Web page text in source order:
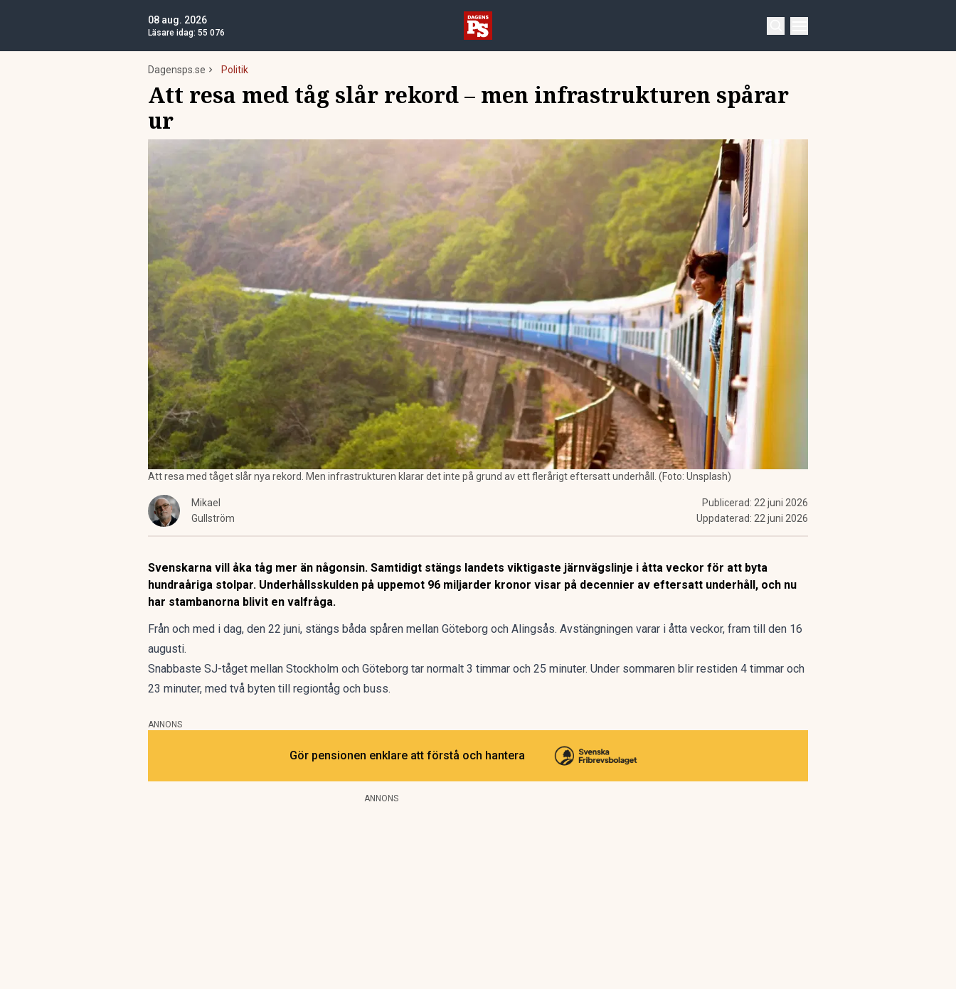
08 aug. 2026
Läsare idag: 55 076
Dagensps.se Politik
Att resa med tåg slår rekord – men infrastrukturen spårar
ur
Att resa med tåget slår nya rekord. Men infrastrukturen klarar det inte på grund av ett flerårigt eftersatt underhåll. (Foto: Unsplash)
Mikael
Gullström
Publicerad: 22 juni 2026
Uppdaterad: 22 juni 2026
Svenskarna vill åka tåg mer än någonsin. Samtidigt stängs landets viktigaste järnvägslinje i åtta veckor för att byta
hundraåriga stolpar. Underhållsskulden på uppemot 96 miljarder kronor visar på decennier av eftersatt underhåll, och nu
har stambanorna blivit en valfråga.
Från och med i dag, den 22 juni, stängs båda spåren mellan Göteborg och Alingsås. Avstängningen varar i åtta veckor, fram till den 16
augusti.
Snabbaste SJ-tåget mellan Stockholm och Göteborg tar normalt 3 timmar och 25 minuter. Under sommaren blir restiden 4 timmar och
23 minuter, med två byten till regiontåg och buss.
ANNONS
Gör pensionen enklare att förstå och hantera
ANNONS